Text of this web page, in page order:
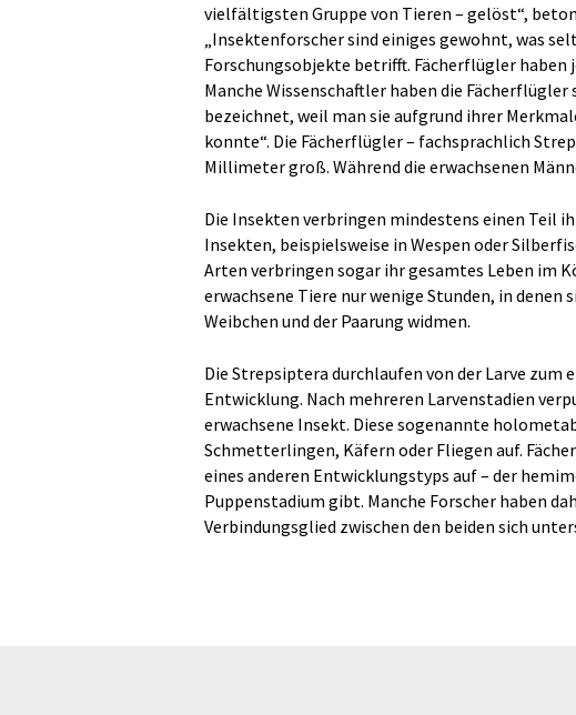
vielfältigsten Gruppe von Tieren – gelöst“,
„Insektenforscher sind einiges gewohnt, was
Forschungsobjekte betrifft. Fächerflügler haben
Manche Wissenschaftler haben die Fächerflügler
bezeichnet, weil man sie aufgrund ihrer
konnte“. Die Fächerflügler – fachsprachlich
Millimeter groß. Während die erwachsenen
Die Insekten verbringen mindestens einen Teil
Insekten, beispielsweise in Wespen oder
Arten verbringen sogar ihr gesamtes Leben im
erwachsene Tiere nur wenige Stunden, in denen
Weibchen und der Paarung widmen.
Die Strepsiptera durchlaufen von der Larve zum
Entwicklung. Nach mehreren Larvenstadien
erwachsene Insekt. Diese sogenannte
Schmetterlingen, Käfern oder Fliegen auf.
eines anderen Entwicklungstyps auf – der
Puppenstadium gibt. Manche Forscher haben
Verbindungsglied zwischen den beiden sich